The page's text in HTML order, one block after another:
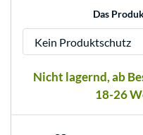
Das
Nicht lagernd, ab
18-26